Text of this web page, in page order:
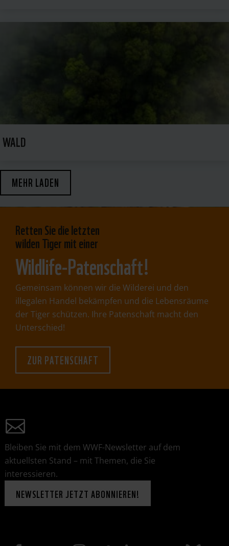
WALD
MEHR LADEN
Retten Sie die letzten
wilden Tiger mit einer
Wildlife-Patenschaft!
Gemeinsam können wir die Wilderei und den
illegalen Handel bekämpfen und die Lebensräume
der Tiger schützen. Ihre Patenschaft macht den
Unterschied!
ZUR PATENSCHAFT
Bleiben Sie mit dem WWF-Newsletter auf dem
aktuellsten Stand – mit Themen, die Sie
interessieren.
NEWSLETTER JETZT ABONNIEREN!